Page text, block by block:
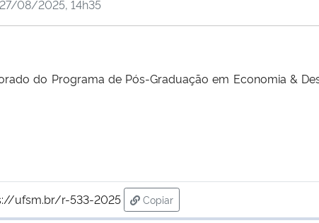
27/08/2025, 14h35
do Programa de Pós-Graduação em Economia &
ufsm.br/r-533-2025
Copiar
para área de transferência